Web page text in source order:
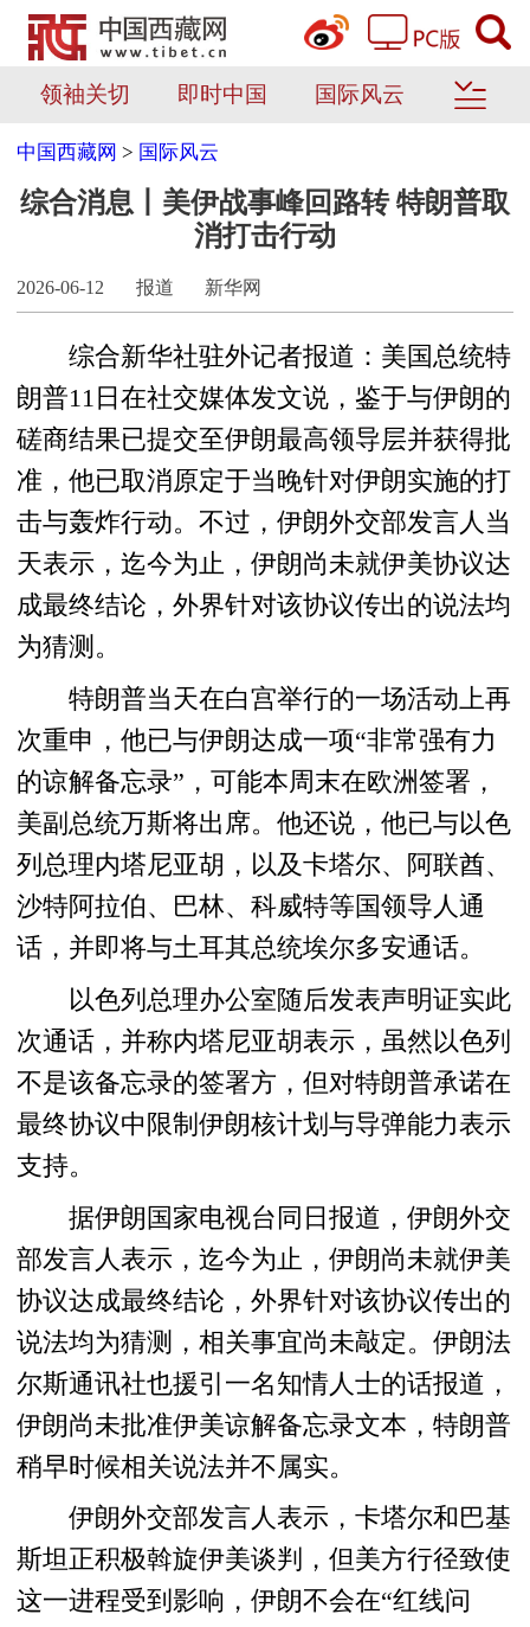
领袖关切 即时中国 国际风云
中国西藏网 > 国际风云
综合消息丨美伊战事峰回路转 特朗普取
消打击行动
2026-06-12 报道 新华网
综合新华社驻外记者报道：美国总统特
朗普11日在社交媒体发文说，鉴于与伊朗的
磋商结果已提交至伊朗最高领导层并获得批
准，他已取消原定于当晚针对伊朗实施的打
击与轰炸行动。不过，伊朗外交部发言人当
天表示，迄今为止，伊朗尚未就伊美协议达
成最终结论，外界针对该协议传出的说法均
为猜测。
特朗普当天在白宫举行的一场活动上再
次重申，他已与伊朗达成一项“非常强有力
的谅解备忘录”，可能本周末在欧洲签署，
美副总统万斯将出席。他还说，他已与以色
列总理内塔尼亚胡，以及卡塔尔、阿联酋、
沙特阿拉伯、巴林、科威特等国领导人通
话，并即将与土耳其总统埃尔多安通话。
以色列总理办公室随后发表声明证实此
次通话，并称内塔尼亚胡表示，虽然以色列
不是该备忘录的签署方，但对特朗普承诺在
最终协议中限制伊朗核计划与导弹能力表示
支持。
据伊朗国家电视台同日报道，伊朗外交
部发言人表示，迄今为止，伊朗尚未就伊美
协议达成最终结论，外界针对该协议传出的
说法均为猜测，相关事宜尚未敲定。伊朗法
尔斯通讯社也援引一名知情人士的话报道，
伊朗尚未批准伊美谅解备忘录文本，特朗普
稍早时候相关说法并不属实。
伊朗外交部发言人表示，卡塔尔和巴基
斯坦正积极斡旋伊美谈判，但美方行径致使
这一进程受到影响，伊朗不会在“红线问